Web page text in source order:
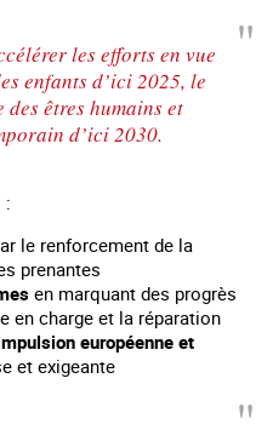
les efforts en vue
enfants d’ici 2025, le
êtres humains et
d’ici 2030.
:
le renforcement de la
prenantes
en marquant des progrès
en charge et la réparation
européenne et
et exigeante